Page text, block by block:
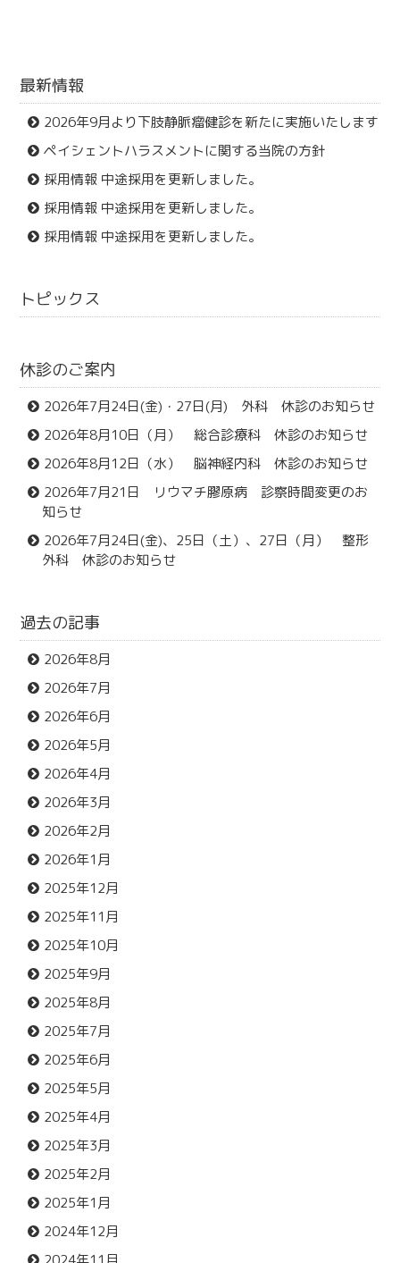
最新情報
2026年9月より下肢静脈瘤健診を新たに実施いたします
ペイシェントハラスメントに関する当院の方針
採用情報 中途採用を更新しました。
採用情報 中途採用を更新しました。
採用情報 中途採用を更新しました。
トピックス
休診のご案内
2026年7月24日(金)・27日(月) 外科 休診のお知らせ
2026年8月10日（月） 総合診療科 休診のお知らせ
2026年8月12日（水） 脳神経内科 休診のお知らせ
2026年7月21日 リウマチ膠原病 診察時間変更のお
知らせ
2026年7月24日(金)、25日（土）、27日（月） 整形
外科 休診のお知らせ
過去の記事
2026年8月
2026年7月
2026年6月
2026年5月
2026年4月
2026年3月
2026年2月
2026年1月
2025年12月
2025年11月
2025年10月
2025年9月
2025年8月
2025年7月
2025年6月
2025年5月
2025年4月
2025年3月
2025年2月
2025年1月
2024年12月